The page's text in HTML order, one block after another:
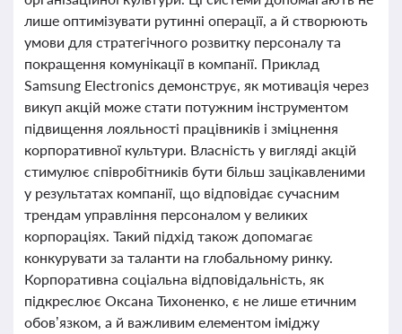
лише оптимізувати рутинні операції, а й створюють
умови для стратегічного розвитку персоналу та
покращення комунікації в компанії. Приклад
Samsung Electronics демонструє, як мотивація через
викуп акцій може стати потужним інструментом
підвищення лояльності працівників і зміцнення
корпоративної культури. Власність у вигляді акцій
стимулює співробітників бути більш зацікавленими
у результатах компанії, що відповідає сучасним
трендам управління персоналом у великих
корпораціях. Такий підхід також допомагає
конкурувати за таланти на глобальному ринку.
Корпоративна соціальна відповідальність, як
підкреслює Оксана Тихоненко, є не лише етичним
обов’язком, а й важливим елементом іміджу